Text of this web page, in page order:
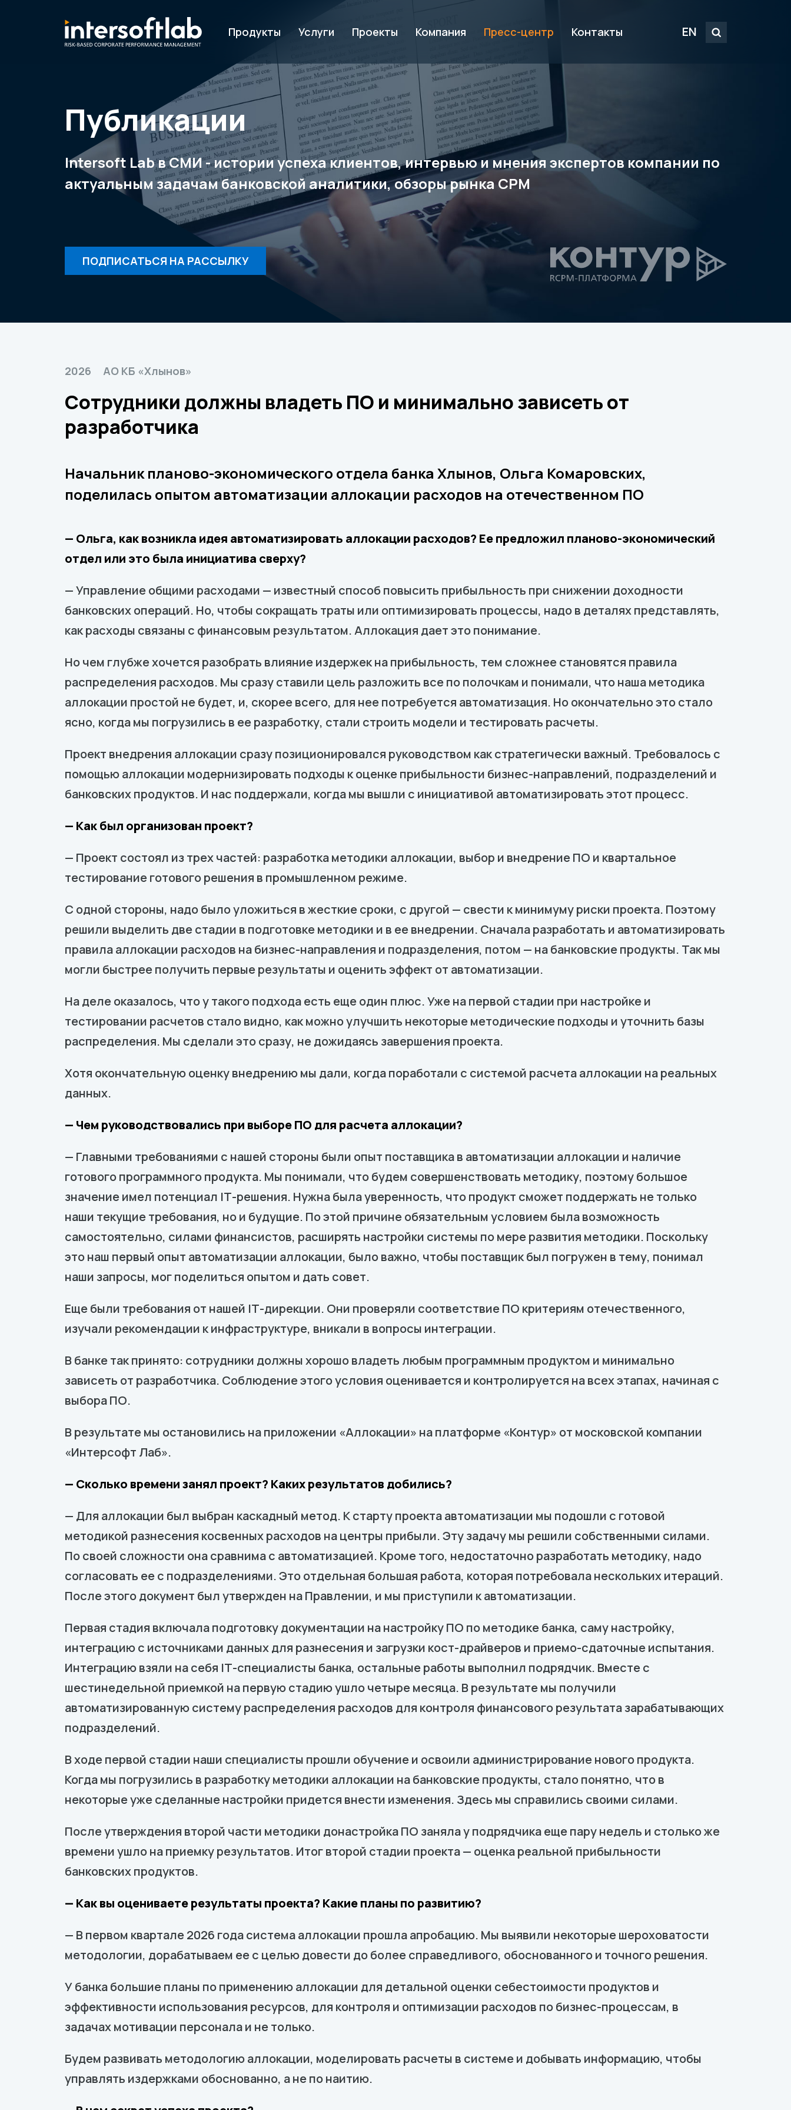
Продукты Услуги Проекты Компания Пресс-центр Контакты EN
Публикации
Intersoft Lab в СМИ - истории успеха клиентов, интервью и мнения экспертов компании по
актуальным задачам банковской аналитики, обзоры рынка CPM
ПОДПИСАТЬСЯ НА РАССЫЛКУ
2026 АО КБ «Хлынов»
Сотрудники должны владеть ПО и минимально зависеть от
разработчика
Начальник планово-экономического отдела банка Хлынов, Ольга Комаровских,
поделилась опытом автоматизации аллокации расходов на отечественном ПО
— Ольга, как возникла идея автоматизировать аллокации расходов? Ее предложил планово-экономический
отдел или это была инициатива сверху?
— Управление общими расходами — известный способ повысить прибыльность при снижении доходности
банковских операций. Но, чтобы сокращать траты или оптимизировать процессы, надо в деталях представлять,
как расходы связаны с финансовым результатом. Аллокация дает это понимание.
Но чем глубже хочется разобрать влияние издержек на прибыльность, тем сложнее становятся правила
распределения расходов. Мы сразу ставили цель разложить все по полочкам и понимали, что наша методика
аллокации простой не будет, и, скорее всего, для нее потребуется автоматизация. Но окончательно это стало
ясно, когда мы погрузились в ее разработку, стали строить модели и тестировать расчеты.
Проект внедрения аллокации сразу позиционировался руководством как стратегически важный. Требовалось с
помощью аллокации модернизировать подходы к оценке прибыльности бизнес-направлений, подразделений и
банковских продуктов. И нас поддержали, когда мы вышли с инициативой автоматизировать этот процесс.
— Как был организован проект?
— Проект состоял из трех частей: разработка методики аллокации, выбор и внедрение ПО и квартальное
тестирование готового решения в промышленном режиме.
С одной стороны, надо было уложиться в жесткие сроки, с другой — свести к минимуму риски проекта. Поэтому
решили выделить две стадии в подготовке методики и в ее внедрении. Сначала разработать и автоматизировать
правила аллокации расходов на бизнес-направления и подразделения, потом — на банковские продукты. Так мы
могли быстрее получить первые результаты и оценить эффект от автоматизации.
На деле оказалось, что у такого подхода есть еще один плюс. Уже на первой стадии при настройке и
тестировании расчетов стало видно, как можно улучшить некоторые методические подходы и уточнить базы
распределения. Мы сделали это сразу, не дожидаясь завершения проекта.
Хотя окончательную оценку внедрению мы дали, когда поработали с системой расчета аллокации на реальных
данных.
— Чем руководствовались при выборе ПО для расчета аллокации?
— Главными требованиями с нашей стороны были опыт поставщика в автоматизации аллокации и наличие
готового программного продукта. Мы понимали, что будем совершенствовать методику, поэтому большое
значение имел потенциал IТ-решения. Нужна была уверенность, что продукт сможет поддержать не только
наши текущие требования, но и будущие. По этой причине обязательным условием была возможность
самостоятельно, силами финансистов, расширять настройки системы по мере развития методики. Поскольку
это наш первый опыт автоматизации аллокации, было важно, чтобы поставщик был погружен в тему, понимал
наши запросы, мог поделиться опытом и дать совет.
Еще были требования от нашей IТ-дирекции. Они проверяли соответствие ПО критериям отечественного,
изучали рекомендации к инфраструктуре, вникали в вопросы интеграции.
В банке так принято: сотрудники должны хорошо владеть любым программным продуктом и минимально
зависеть от разработчика. Соблюдение этого условия оценивается и контролируется на всех этапах, начиная с
выбора ПО.
В результате мы остановились на приложении «Аллокации» на платформе «Контур» от московской компании
«Интерсофт Лаб».
— Сколько времени занял проект? Каких результатов добились?
— Для аллокации был выбран каскадный метод. К старту проекта автоматизации мы подошли с готовой
методикой разнесения косвенных расходов на центры прибыли. Эту задачу мы решили собственными силами.
По своей сложности она сравнима с автоматизацией. Кроме того, недостаточно разработать методику, надо
согласовать ее с подразделениями. Это отдельная большая работа, которая потребовала нескольких итераций.
После этого документ был утвержден на Правлении, и мы приступили к автоматизации.
Первая стадия включала подготовку документации на настройку ПО по методике банка, саму настройку,
интеграцию с источниками данных для разнесения и загрузки кост-драйверов и приемо-сдаточные испытания.
Интеграцию взяли на себя IТ-специалисты банка, остальные работы выполнил подрядчик. Вместе с
шестинедельной приемкой на первую стадию ушло четыре месяца. В результате мы получили
автоматизированную систему распределения расходов для контроля финансового результата зарабатывающих
подразделений.
В ходе первой стадии наши специалисты прошли обучение и освоили администрирование нового продукта.
Когда мы погрузились в разработку методики аллокации на банковские продукты, стало понятно, что в
некоторые уже сделанные настройки придется внести изменения. Здесь мы справились своими силами.
После утверждения второй части методики донастройка ПО заняла у подрядчика еще пару недель и столько же
времени ушло на приемку результатов. Итог второй стадии проекта — оценка реальной прибыльности
банковских продуктов.
— Как вы оцениваете результаты проекта? Какие планы по развитию?
— В первом квартале 2026 года система аллокации прошла апробацию. Мы выявили некоторые шероховатости
методологии, дорабатываем ее с целью довести до более справедливого, обоснованного и точного решения.
У банка большие планы по применению аллокации для детальной оценки себестоимости продуктов и
эффективности использования ресурсов, для контроля и оптимизации расходов по бизнес-процессам, в
задачах мотивации персонала и не только.
Будем развивать методологию аллокации, моделировать расчеты в системе и добывать информацию, чтобы
управлять издержками обоснованно, а не по наитию.